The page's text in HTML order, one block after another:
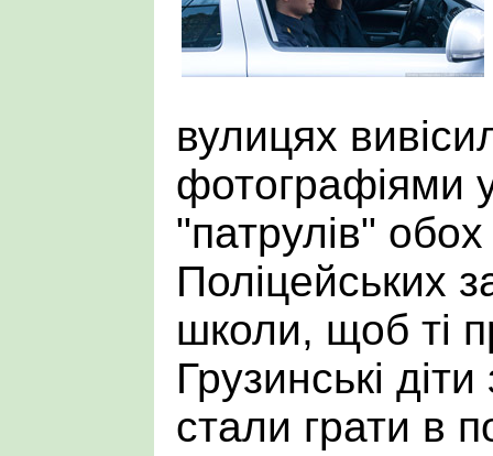
вулицях
фотографіями
"патрулів"
Поліцейських
школи, щоб ті
Грузинські
стали грати в